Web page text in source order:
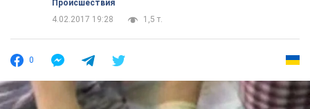
Происшествия
4.02.2017 19:28
1,5 т.
0